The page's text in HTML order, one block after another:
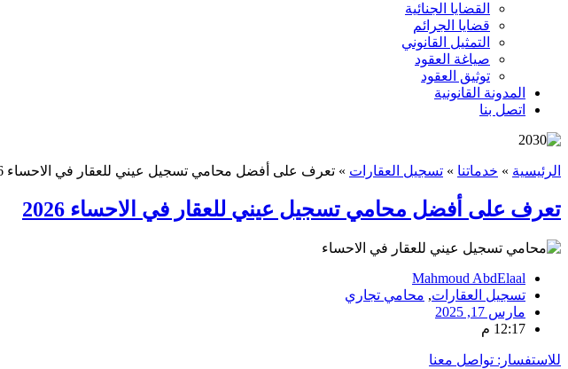
القضايا الجنائية
قضايا الجرائم
التمثيل القانوني
صياغة العقود
توثيق العقود
المدونة القانونية
اتصل بنا
الرئيسية » خدماتنا » تسجيل العقارات » تعرف على أفضل محامي تسجيل عيني للعقار في الاحساء 2026
تعرف على أفضل محامي تسجيل عيني للعقار في الاحساء 2026
Mahmoud AbdElaal
تسجيل العقارات, محامي تجاري
مارس 17, 2025
12:17 م
للاستفسار: تواصل معنا